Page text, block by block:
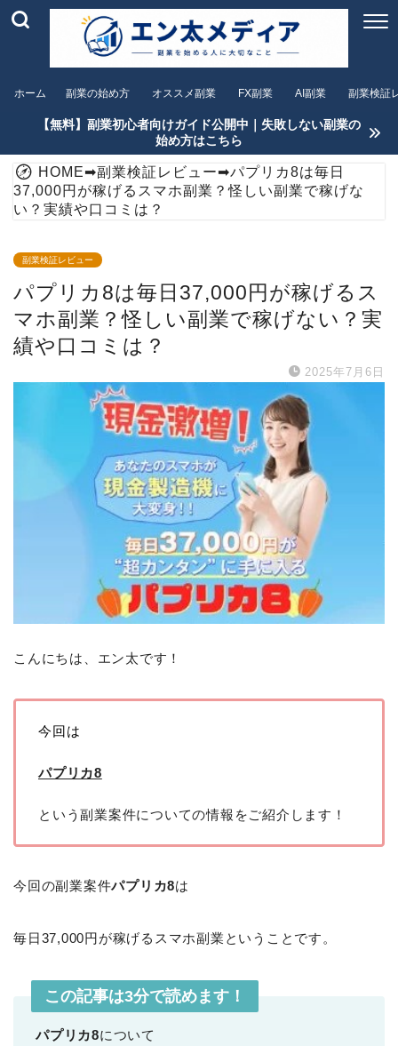
ホーム 副業の始め方 オススメ副業 FX副業 AI副業 副業検証
【無料】副業初心者向けガイド公開中｜失敗しない副業の
始め方はこちら
HOME➡副業検証レビュー➡パプリカ8は毎日
37,000円が稼げるスマホ副業？怪しい副業で稼げな
い？実績や口コミは？
副業検証レビュー
パプリカ8は毎日37,000円が稼げるス
マホ副業？怪しい副業で稼げない？実
績や口コミは？
2025年7月6日
こんにちは、エン太です！
今回は
パプリカ8
という副業案件についての情報をご紹介します！
今回の副業案件パプリカ8は
毎日37,000円が稼げるスマホ副業ということです。
この記事は3分で読めます！
パプリカ8について